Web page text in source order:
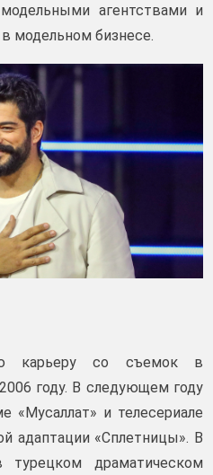
агентствами и
модельном бизнесе.
карьеру со съемок в
году. В следующем году
«Мусаллат» и телесериале
адаптации «Сплетницы». В
драматическом